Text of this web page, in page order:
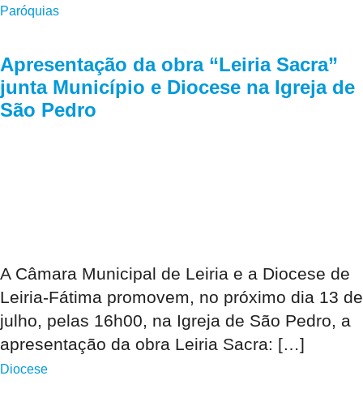
Paróquias
Apresentação da obra “Leiria Sacra”
junta Município e Diocese na Igreja de
São Pedro
A Câmara Municipal de Leiria e a Diocese de
Leiria-Fátima promovem, no próximo dia 13 de
julho, pelas 16h00, na Igreja de São Pedro, a
apresentação da obra Leiria Sacra: […]
Diocese